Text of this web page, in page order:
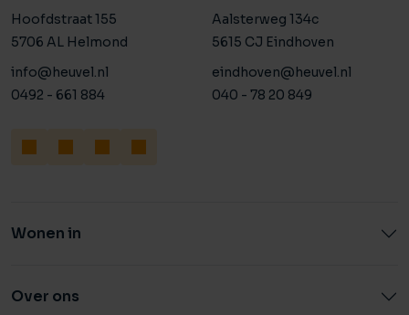
Hoofdstraat 155
5706 AL Helmond
info@heuvel.nl
0492 - 661 884
Aalsterweg 134c
5615 CJ Eindhoven
eindhoven@heuvel.nl
040 - 78 20 849
Wonen in
Over ons